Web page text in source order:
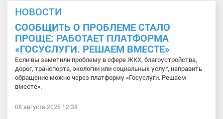
НОВОСТИ
СООБЩИТЬ О ПРОБЛЕМЕ СТАЛО
ПРОЩЕ: РАБОТАЕТ ПЛАТФОРМА
«ГОСУСЛУГИ. РЕШАЕМ ВМЕСТЕ»
Если вы заметили проблему в сфере ЖКХ, благоустройства,
дорог, транспорта, экологии или социальных услуг, направить
обращение можно через платформу «Госуслуги. Решаем
вместе».
08 августа 2026 12:38